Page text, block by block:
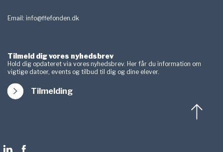
Email: info@ffefonden.dk
Tilmeld dig vores nyhedsbrev
Hold dig opdateret via vores nyhedsbrev. Her får du information om
vigtige datoer, events og tilbud til dig og dine elever.
Tilmelding